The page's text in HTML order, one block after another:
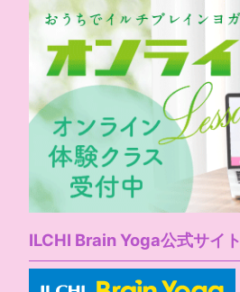
ILCHI Brain Yoga公式サイト